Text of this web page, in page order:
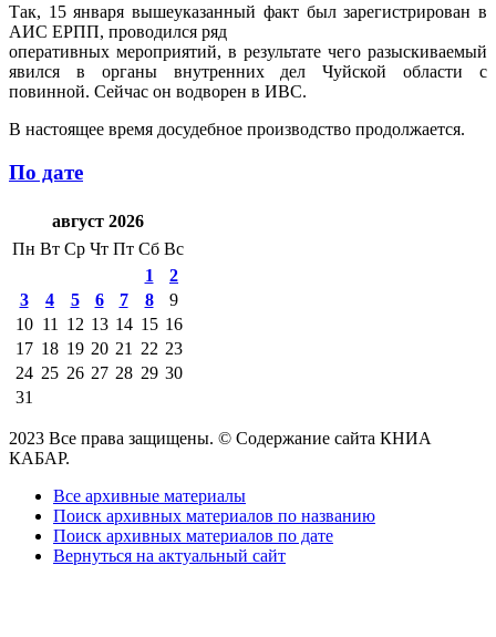
Так, 15 января вышеуказанный факт был зарегистрирован в
АИС ЕРПП, проводился ряд
оперативных мероприятий, в результате чего разыскиваемый
явился в органы внутренних дел Чуйской области с
повинной. Сейчас он водворен в ИВС.
В настоящее время досудебное производство продолжается.
По дате
август 2026
Пн Вт Ср Чт Пт Сб Вс
1
2
3
4 5 6 7 8
9
10 11 12 13 14 15 16
17 18 19 20 21 22 23
24 25 26 27 28 29 30
31
2023 Все права защищены. © Содержание сайта КНИА
КАБАР.
Все архивные материалы
Поиск архивных материалов по названию
Поиск архивных материалов по дате
Вернуться на актуальный сайт